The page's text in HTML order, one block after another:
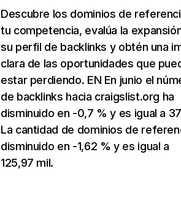
Descubre los dominios de
tu competencia, evalúa la
su perfil de backlinks y obtén una
clara de las oportunidades que
estar perdiendo. EN En junio el
de backlinks hacia craigslist.org ha
disminuido en -0,7 % y es igual a
La cantidad de dominios de
disminuido en -1,62 % y es igual a
125,97 mil.